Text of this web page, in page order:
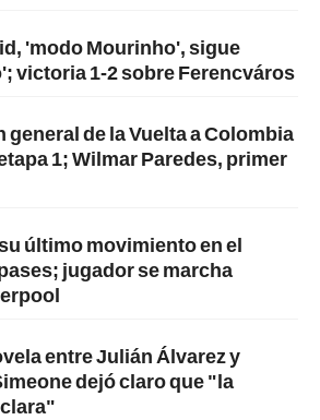
'modo Mourinho', sigue
victoria 1-2 sobre Ferencváros
de la Vuelta a Colombia
1; Wilmar Paredes, primer
último movimiento en el
jugador se marcha
entre Julián Álvarez y
dejó claro que "la